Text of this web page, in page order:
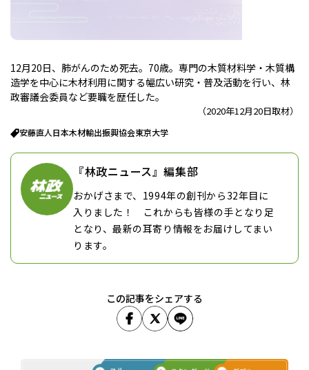
12月20日、肺がんのため死去。70歳。専門の木質材料学・木質構
造学を中心に木材利用に関する幅広い研究・普及活動を行い、林
政審議会委員など要職を歴任した。
（2020年12月20日取材）
安藤直人日本木材輸出振興協会東京大学
『林政ニュース』編集部
おかげさまで、1994年の創刊から32年目に
入りました！ これからも皆様の手となり足
となり、最新の耳寄り情報をお届けしてまい
ります。
この記事をシェアする